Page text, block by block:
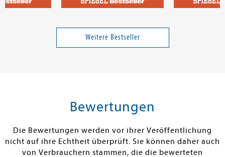
Memories of Heidelberg
Warenkorb
Weitere Bestseller
Bewertungen
Die Bewertungen werden vor ihrer Veröffentlichung
nicht auf ihre Echtheit überprüft. Sie können daher auch
von Verbrauchern stammen, die die bewerteten